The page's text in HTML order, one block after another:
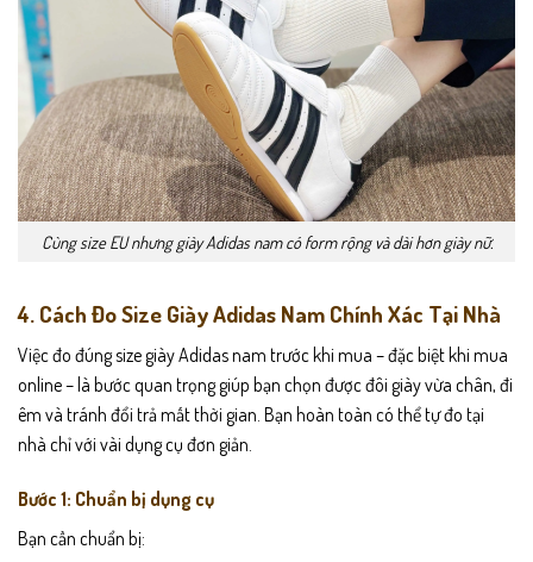
Cùng size EU nhưng giày Adidas nam có form rộng và dài hơn giày nữ.
4. Cách Đo Size Giày Adidas Nam Chính Xác Tại Nhà
Việc đo đúng size giày Adidas nam trước khi mua – đặc biệt khi mua
online – là bước quan trọng giúp bạn chọn được đôi giày vừa chân, đi
êm và tránh đổi trả mất thời gian. Bạn hoàn toàn có thể tự đo tại
nhà chỉ với vài dụng cụ đơn giản.
Bước 1: Chuẩn bị dụng cụ
Bạn cần chuẩn bị: